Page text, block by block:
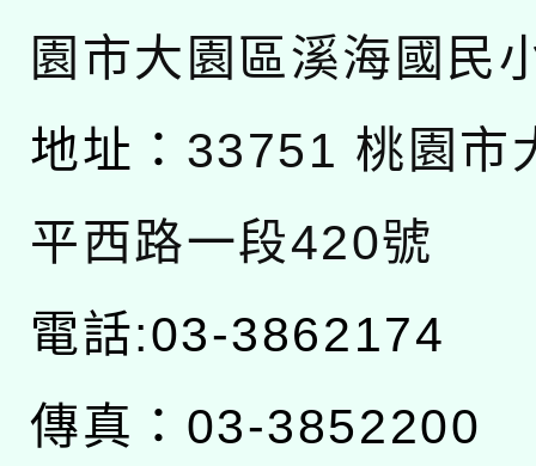
園市大園區溪海國民
地址： 33751 桃園市
平西路一段420號
電話:03-3862174
傳真：03-3852200